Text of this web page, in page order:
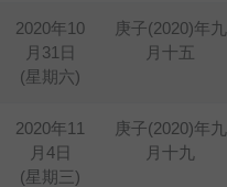
2020年10
月31日
(星期六)
庚子(2020)年九
月十五
2020年11
月4日
(星期三)
庚子(2020)年九
月十九